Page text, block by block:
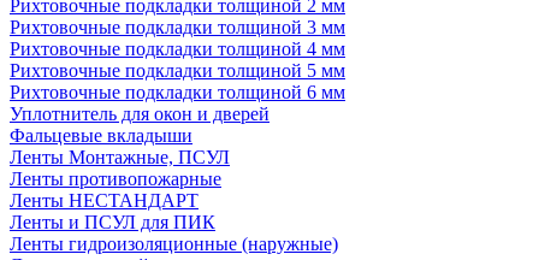
Рихтовочные подкладки толщиной 2 мм
Рихтовочные подкладки толщиной 3 мм
Рихтовочные подкладки толщиной 4 мм
Рихтовочные подкладки толщиной 5 мм
Рихтовочные подкладки толщиной 6 мм
Уплотнитель для окон и дверей
Фальцевые вкладыши
Ленты Монтажные, ПСУЛ
Ленты противопожарные
Ленты НЕСТАНДАРТ
Ленты и ПСУЛ для ПИК
Ленты гидроизоляционные (наружные)